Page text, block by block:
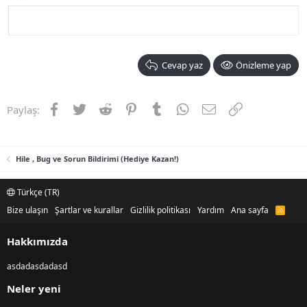
Cevap yaz Önizleme yap
Paylaş: Facebook
TwitterReddit PinterestTumblrWhatsApp
E-postaLink
Hile , Bug ve Sorun Bildirimi (Hediye Kazan!)
Türkçe (TR)
Bize ulaşın Şartlar ve kurallar Gizlilik politikası Yardım Ana sayfa
R
S
Hakkımızda
asdadasdadasd
Neler yeni